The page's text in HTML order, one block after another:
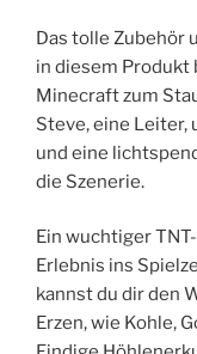
Das tolle Zubehör
in diesem Produkt
Minecraft zum
Steve, eine Leiter,
und eine
die Szenerie.
Ein wuchtiger
Erlebnis ins
kannst du dir den
Erzen, wie Kohle,